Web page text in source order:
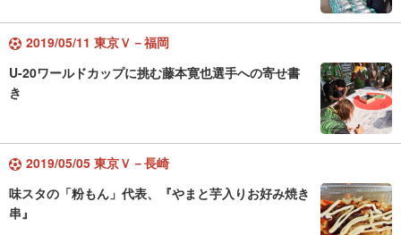
2019/05/11 東京Ｖ－福岡
U-20ワールドカップに挑む藤本寛也選手への寄せ書
き
2019/05/05 東京Ｖ－長崎
味スタの「粉もん」代表、『やまと芋入りお好み焼き
串』